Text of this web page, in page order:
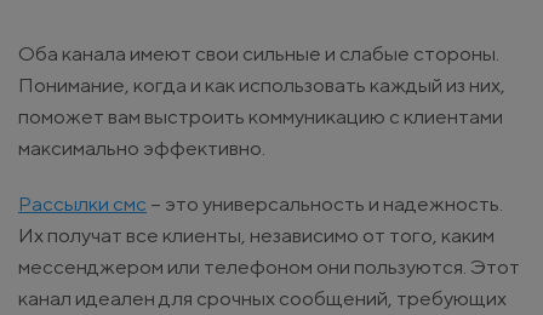
Оба канала имеют свои сильные и слабые стороны.
Понимание, когда и как использовать каждый из них,
поможет вам выстроить коммуникацию с клиентами
максимально эффективно.
Рассылки смс – это универсальность и надежность.
Их получат все клиенты, независимо от того, каким
мессенджером или телефоном они пользуются. Этот
канал идеален для срочных сообщений, требующих